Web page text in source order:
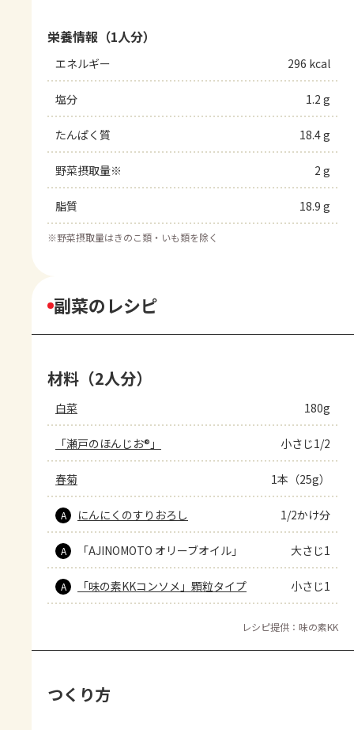
栄養情報（1人分）
エネルギー 296 kcal
塩分 1.2 g
たんぱく質 18.4 g
野菜摂取量※ 2 g
脂質 18.9 g
※野菜摂取量はきのこ類・いも類を除く
副菜のレシピ
材料（2人分）
白菜 180g
「瀬戸のほんじお®」 小さじ1/2
春菊 1本（25g）
A にんにくのすりおろし 1/2かけ分
A 「AJINOMOTO オリーブオイル」 大さじ1
A 「味の素KKコンソメ」顆粒タイプ 小さじ1
レシピ提供：味の素KK
つくり方